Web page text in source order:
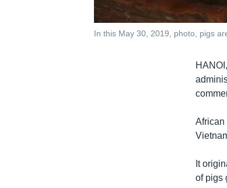
In this May 30, 2019, photo, pigs
African
It
of pigs